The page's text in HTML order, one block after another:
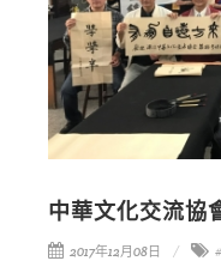
中華文化交流協
2017年12月08日